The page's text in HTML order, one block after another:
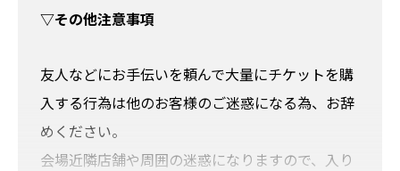
住民カード
学生証（顔写真無し）
※以下の物も２つ目の確認書類に使えます
下記の身分証は１つでは使えないので、
ず上記の身分証と合わせてお持ちくださ
▽その他注意事項
友人などにお手伝いを頼んで大量にチケットを購
入する行為は他のお客様のご迷惑になる為、お辞
めください。
会場近隣店舗や周囲の迷惑になりますので、入り